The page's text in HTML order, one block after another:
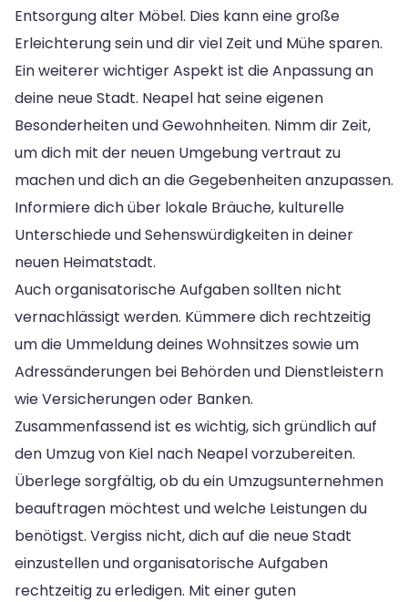
Entsorgung alter Möbel. Dies kann eine große
Erleichterung sein und dir viel Zeit und Mühe sparen.
Ein weiterer wichtiger Aspekt ist die Anpassung an
deine neue Stadt. Neapel hat seine eigenen
Besonderheiten und Gewohnheiten. Nimm dir Zeit,
um dich mit der neuen Umgebung vertraut zu
machen und dich an die Gegebenheiten anzupassen.
Informiere dich über lokale Bräuche, kulturelle
Unterschiede und Sehenswürdigkeiten in deiner
neuen Heimatstadt.
Auch organisatorische Aufgaben sollten nicht
vernachlässigt werden. Kümmere dich rechtzeitig
um die Ummeldung deines Wohnsitzes sowie um
Adressänderungen bei Behörden und Dienstleistern
wie Versicherungen oder Banken.
Zusammenfassend ist es wichtig, sich gründlich auf
den Umzug von Kiel nach Neapel vorzubereiten.
Überlege sorgfältig, ob du ein Umzugsunternehmen
beauftragen möchtest und welche Leistungen du
benötigst. Vergiss nicht, dich auf die neue Stadt
einzustellen und organisatorische Aufgaben
rechtzeitig zu erledigen. Mit einer guten